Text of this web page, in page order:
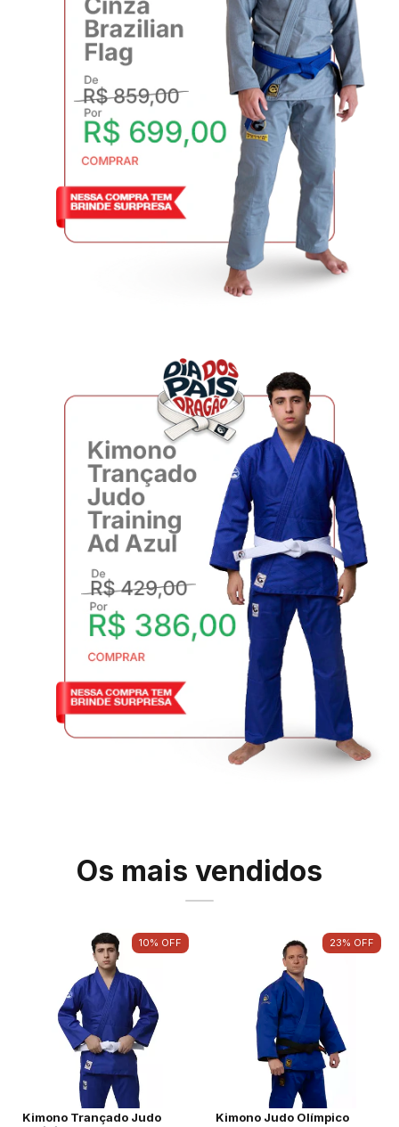
Os mais vendidos
10% OFF
Kimono Trançado Judo
23% OFF
Kimono Judo Olímpico